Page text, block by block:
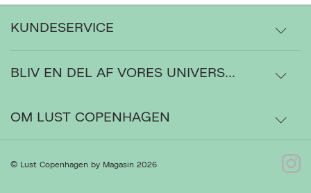
KUNDESERVICE
Levering
Ordrestatus
BLIV EN DEL AF VORES UNIVERS...
OM LUST COPENHAGEN
Om os
© Lust Copenhagen by Magasin 2026